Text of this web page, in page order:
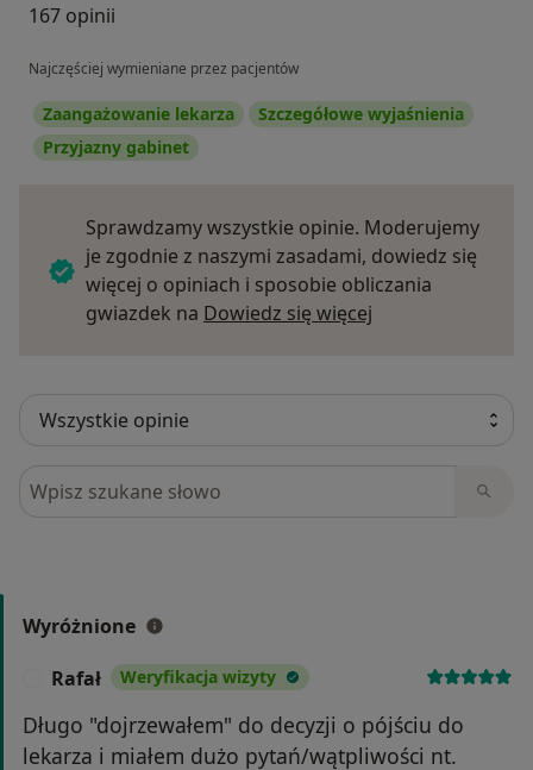
167 opinii
Najczęściej wymieniane przez pacjentów
Zaangażowanie lekarza
Szczegółowe wyjaśnienia
Przyjazny gabinet
Sprawdzamy wszystkie opinie. Moderujemy
je zgodnie z naszymi zasadami, dowiedz się
więcej o opiniach i sposobie obliczania
gwiazdek na Dowiedz się więcej
Szukaj w opiniach
Wyróżnione
Rafał Weryfikacja wizyty
Długo "dojrzewałem" do decyzji o pójściu do
lekarza i miałem dużo pytań/wątpliwości nt.